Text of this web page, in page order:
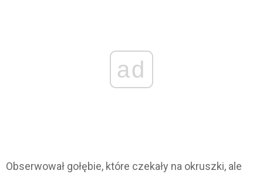
ad
Obserwował gołębie, które czekały na okruszki, ale